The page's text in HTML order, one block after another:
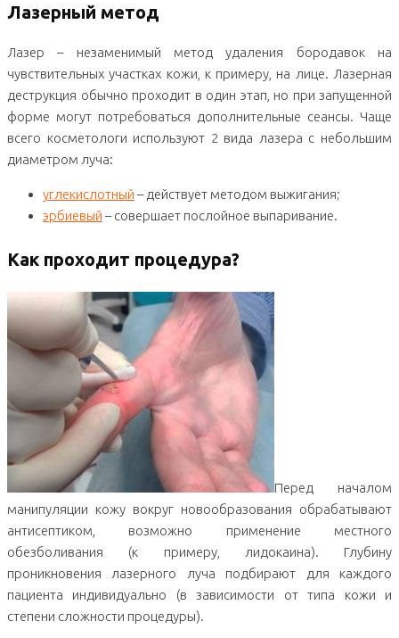
Лазерный метод
Лазер – незаменимый метод удаления бородавок на
чувствительных участках кожи, к примеру, на лице. Лазерная
деструкция обычно проходит в один этап, но при запущенной
форме могут потребоваться дополнительные сеансы. Чаще
всего косметологи используют 2 вида лазера с небольшим
диаметром луча:
углекислотный – действует методом выжигания;
эрбиевый – совершает послойное выпаривание.
Как проходит процедура?
Перед началом
манипуляции кожу вокруг новообразования обрабатывают
антисептиком, возможно применение местного
обезболивания (к примеру, лидокаина). Глубину
проникновения лазерного луча подбирают для каждого
пациента индивидуально (в зависимости от типа кожи и
степени сложности процедуры).